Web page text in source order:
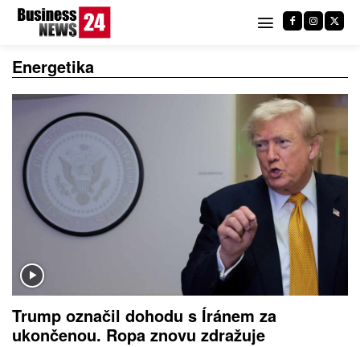
Energetika
Trump označil dohodu s Íránem za
ukončenou. Ropa znovu zdražuje